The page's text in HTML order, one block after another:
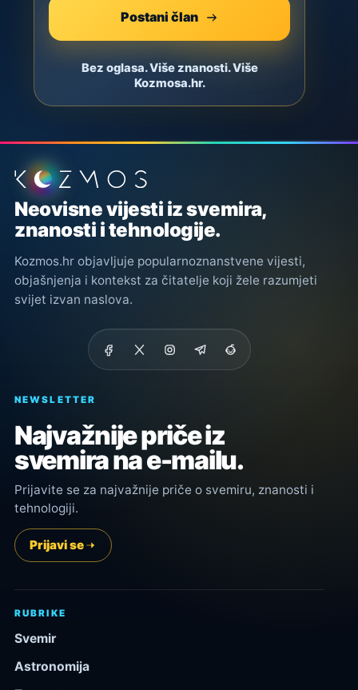
Postani član
Bez oglasa. Više znanosti. Više
Kozmosa.hr.
Podnožje stranice
Neovisne vijesti iz svemira,
znanosti i tehnologije.
Kozmos.hr objavljuje popularnoznanstvene vijesti,
objašnjenja i kontekst za čitatelje koji žele razumjeti
svijet izvan naslova.
NEWSLETTER
Najvažnije priče iz
svemira na e-mailu.
Prijavite se za najvažnije priče o svemiru, znanosti i
tehnologiji.
Prijavi se
RUBRIKE
Svemir
Astronomija